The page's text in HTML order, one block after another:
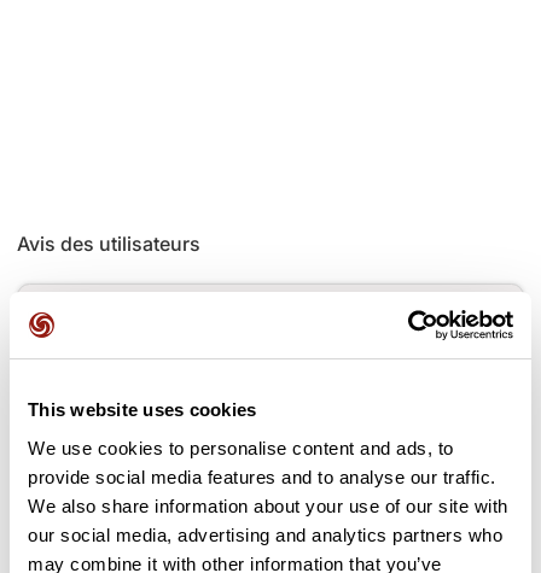
This website uses cookies
We use cookies to personalise content and ads, to
provide social media features and to analyse our traffic.
We also share information about your use of our site with
our social media, advertising and analytics partners who
may combine it with other information that you’ve
Avis des utilisateurs
Soyez le premier à ajouter un avis !
Ajouter un avis
Cols le long du parcours